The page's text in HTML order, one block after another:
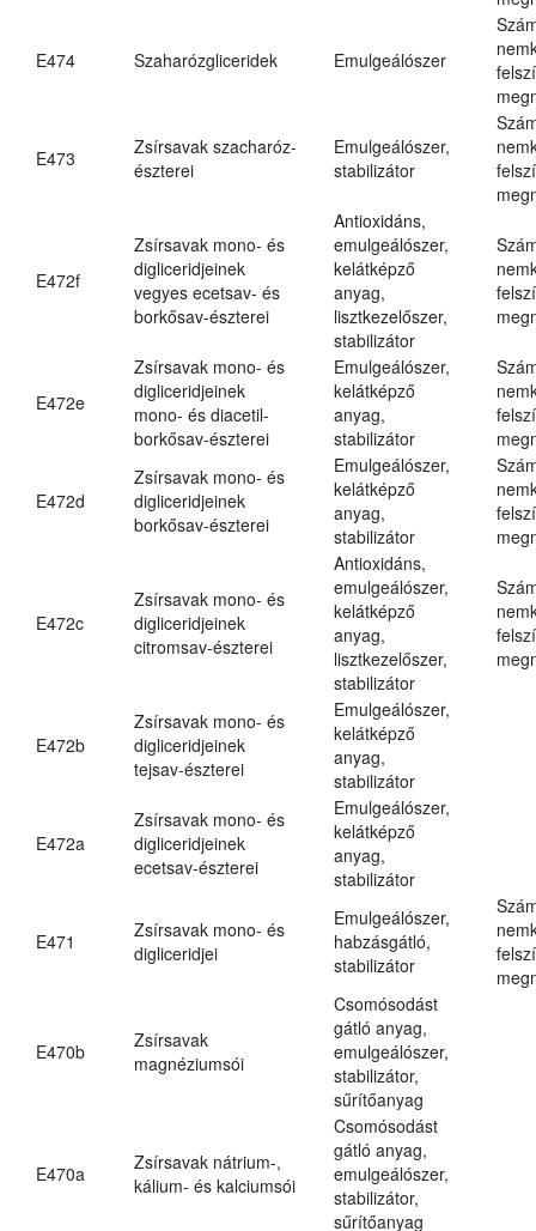
E474 Szaharózgliceridek Emulgeálószer
E473
Zsírsavak szacharóz-
észterei
Emulgeálószer,
stabilizátor
E472f
Zsírsavak mono- és
digliceridjeinek
vegyes ecetsav- és
borkősav-észterei
Antioxidáns,
emulgeálószer,
kelátképző
anyag,
lisztkezelőszer,
stabilizátor
E472e
Zsírsavak mono- és
digliceridjeinek
mono- és diacetil-
borkősav-észterei
Emulgeálószer,
kelátképző
anyag,
stabilizátor
E472d
Zsírsavak mono- és
digliceridjeinek
borkősav-észterei
Emulgeálószer,
kelátképző
anyag,
stabilizátor
E472c
Zsírsavak mono- és
digliceridjeinek
citromsav-észterei
Antioxidáns,
emulgeálószer,
kelátképző
anyag,
lisztkezelőszer,
stabilizátor
E472b
Zsírsavak mono- és
digliceridjeinek
tejsav-észterei
Emulgeálószer,
kelátképző
anyag,
stabilizátor
E472a
Zsírsavak mono- és
digliceridjeinek
ecetsav-észterei
Emulgeálószer,
kelátképző
anyag,
stabilizátor
E471
Zsírsavak mono- és
digliceridjei
Emulgeálószer,
habzásgátló,
stabilizátor
E470b
Zsírsavak
magnéziumsói
Csomósodást
gátló anyag,
emulgeálószer,
stabilizátor,
sűrítőanyag
E470a
Zsírsavak nátrium-,
kálium- és kalciumsói
Csomósodást
gátló anyag,
emulgeálószer,
stabilizátor,
sűrítőanyag